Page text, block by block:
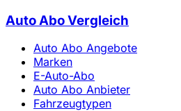
Auto Abo Vergleich
Auto Abo Angebote
Marken
E-Auto-Abo
Auto Abo Anbieter
Fahrzeugtypen